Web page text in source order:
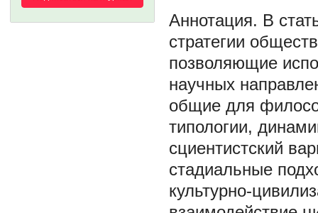
В
стратегии
позволяющие
научных
общие для
типологии,
сциентистский
стадиальные
культурно-